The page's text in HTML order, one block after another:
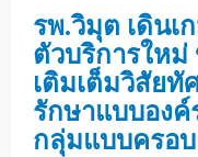
รพ.วิมุต เดินเ
ตัวบริการใหม่
เติมเต็มวิสัยทั
รักษาแบบอง
กลุ่มแบบครอ